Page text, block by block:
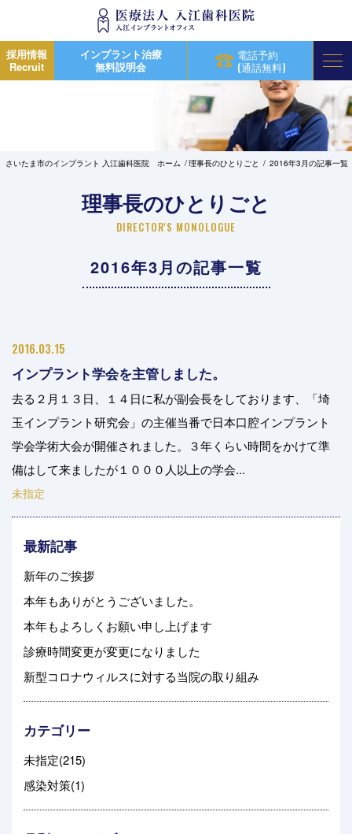
採用情報
Recruit
インプラント治療
無料説明会
電話予約
(通話無料)
さいたま市のインプラント 入江歯科医院 ホーム 理事長のひとりごと 2016年3月の記事一覧
理事長のひとりごと
DIRECTOR'S MONOLOGUE
2016年3月の記事一覧
2016.03.15
インプラント学会を主管しました。
去る２月１３日、１４日に私が副会長をしております、「埼
玉インプラント研究会」の主催当番で日本口腔インプラント
学会学術大会が開催されました。３年くらい時間をかけて準
備はして来ましたが１０００人以上の学会...
未指定
最新記事
新年のご挨拶
本年もありがとうございました。
本年もよろしくお願い申し上げます
診療時間変更が変更になりました
新型コロナウィルスに対する当院の取り組み
カテゴリー
未指定(215)
感染対策(1)